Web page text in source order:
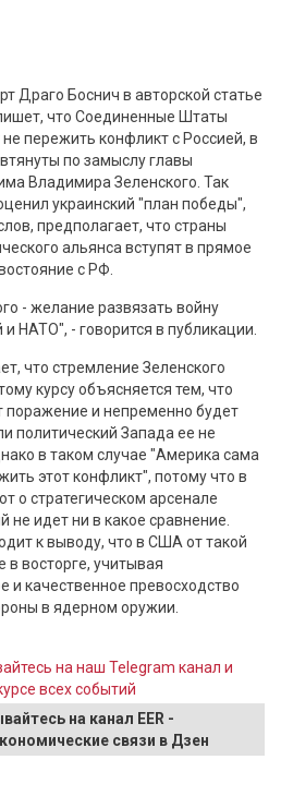
Драго Боснич в авторской статье
что Соединенные Штаты
пережить конфликт с Россией, в
по замыслу главы
Владимира Зеленского. Так
украинский "план победы",
предполагает, что страны
альянса вступят в прямое
с РФ.
- желание развязать войну
НАТО", - говорится в публикации.
что стремление Зеленского
курсу объясняется тем, что
поражение и непременно будет
политический Запада ее не
в таком случае "Америка сама
этот конфликт", потому что в
о стратегическом арсенале
не идет ни в какое сравнение.
к выводу, что в США от такой
в восторге, учитывая
и качественное превосходство
в ядерном оружии.
на наш Telegram канал и
всех событий
на канал EER -
связи в Дзен